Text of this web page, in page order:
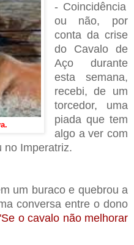
- Coincidência
ou não, por
conta da crise
do Cavalo de
Aço durante
esta semana,
recebi, de um
torcedor, uma
piada que tem
algo a ver com
no Imperatriz.
um buraco e quebrou a
conversa entre o dono
o cavalo não melhorar